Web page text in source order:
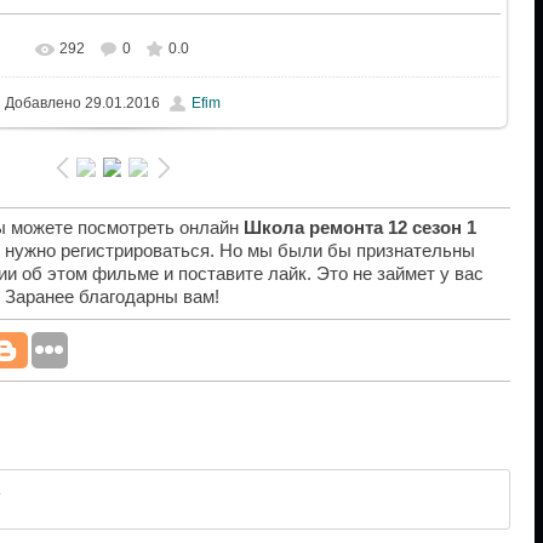
292 0 0.0
Добавлено29.01.2016 Efim
можете посмотреть онлайн Школа ремонта 12 сезон 1
регистрироваться. Но мы были бы признательны
об этом фильме и поставите лайк. Это не займет у вас
благодарны вам!